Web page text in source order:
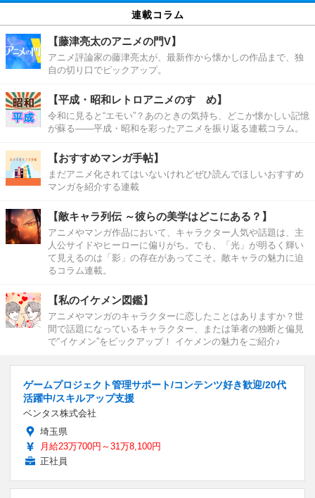
連載コラム
【藤津亮太のアニメの門V】
アニメ評論家の藤津亮太が、最新作から懐かしの作品まで、独
自の切り口でピックアップ。
【平成・昭和レトロアニメのすゝめ】
令和に見ると“エモい”？あのときの気持ち、どこか懐かしい記憶
が蘇る――平成・昭和を彩ったアニメを振り返る連載コラム。
【おすすめマンガ手帖】
まだアニメ化されてはいないけれどぜひ読んでほしいおすすめ
マンガを紹介する連載
【敵キャラ列伝 ～彼らの美学はどこにある？】
アニメやマンガ作品において、キャラクター人気や話題は、主
人公サイドやヒーローに偏りがち。でも、「光」が明るく輝い
て見えるのは「影」の存在があってこそ。敵キャラの魅力に迫
るコラム連載。
【私のイケメン図鑑】
アニメやマンガのキャラクターに恋したことはありますか？世
間で話題になっているキャラクター、または筆者の独断と偏見
で“イケメン”をピックアップ！ イケメンの魅力をご紹介♪
ゲームプロジェクト管理サポート/コンテンツ好き歓迎/20代
活躍中/スキルアップ支援
ベンタス株式会社
埼玉県
月給23万700円～31万8,100円
正社員